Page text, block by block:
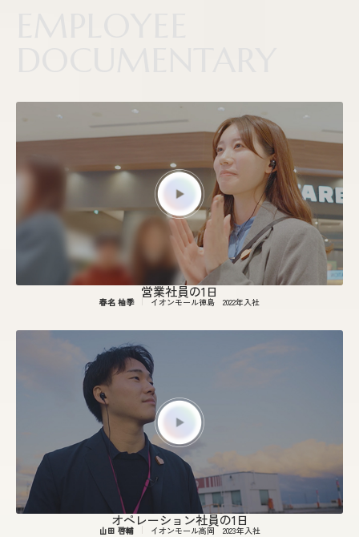
営業社員の1日
春名 柚季 イオンモール徳島 2022年入社
オペレーション社員の1日
山田 啓輔 イオンモール高岡 2023年入社